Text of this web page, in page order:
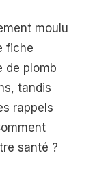
moulu
fiche
de plomb
tandis
rappels
santé ?